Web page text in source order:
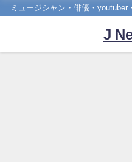
ミュージシャン・俳優・youtuber
J